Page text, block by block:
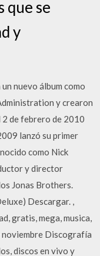
que se
y
nuevo álbum como
y crearon
2 de febrero de 2010
lanzó su primer
como Nick
y director
Jonas Brothers.
Descargar. ,
gratis, mega, musica,
noviembre Discografía
discos en vivo y